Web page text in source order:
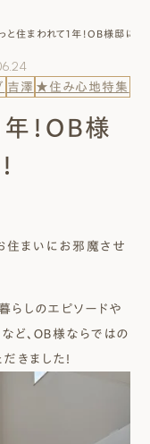
と住まわれて1年！OB様邸にお
吉澤 ★住み心地特集
！OB様
住まいにお邪魔させ
らしのエピソードや
、ＯＢ様ならではの
きました！